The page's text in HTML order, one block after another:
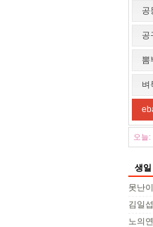
공
공
뽐
벼
오늘:
생
못난
김일섭
노의연